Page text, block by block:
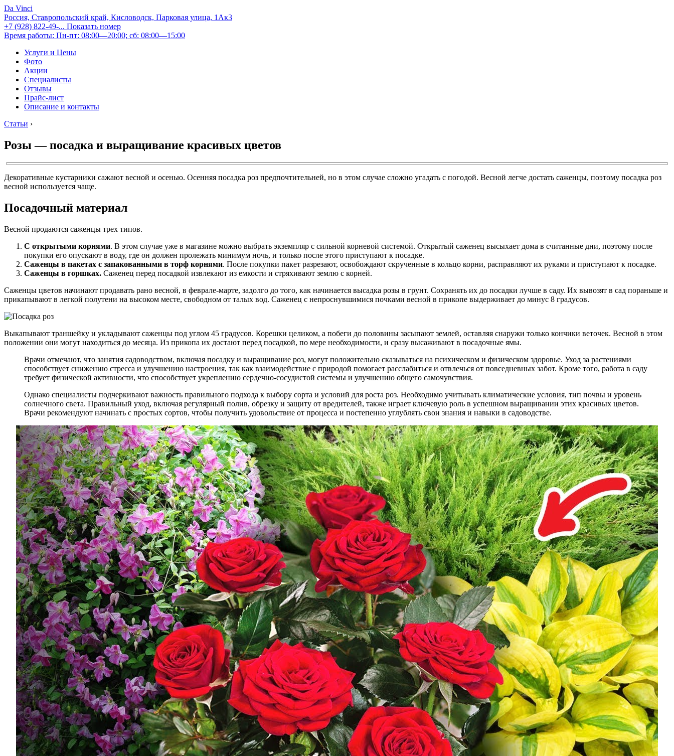
Da Vinci
Россия, Ставропольский край, Кисловодск, Парковая улица, 1Ак3
+7 (928) 822-49-... Показать номер
Время работы: Пн-пт: 08:00—20:00; сб: 08:00—15:00
Услуги и Цены
Фото
Акции
Специалисты
Отзывы
Прайс-лист
Описание и контакты
Статьи ›
Розы — посадка и выращивание красивых цветов
Декоративные кустарники сажают весной и осенью. Осенняя посадка роз предпочтительней, но в этом случае сложно угадать с погодой. Весной легче достать саженцы, поэтому посадка роз
весной используется чаще.
Посадочный материал
Весной продаются саженцы трех типов.
С открытыми корнями. В этом случае уже в магазине можно выбрать экземпляр с сильной корневой системой. Открытый саженец высыхает дома в считанные дни, поэтому после
покупки его опускают в воду, где он должен пролежать минимум ночь, и только после этого приступают к посадке.
Саженцы в пакетах с запакованными в торф корнями. После покупки пакет разрезают, освобождают скрученные в кольцо корни, расправляют их руками и приступают к посадке.
Саженцы в горшках. Саженец перед посадкой извлекают из емкости и стряхивают землю с корней.
Саженцы цветов начинают продавать рано весной, в феврале-марте, задолго до того, как начинается высадка розы в грунт. Сохранять их до посадки лучше в саду. Их вывозят в сад пораньше и
прикапывают в легкой полутени на высоком месте, свободном от талых вод. Саженец с непроснувшимися почками весной в прикопе выдерживает до минус 8 градусов.
Выкапывают траншейку и укладывают саженцы под углом 45 градусов. Корешки целиком, а побеги до половины засыпают землей, оставляя снаружи только кончики веточек. Весной в этом
положении они могут находиться до месяца. Из прикопа их достают перед посадкой, по мере необходимости, и сразу высаживают в посадочные ямы.
Врачи отмечают, что занятия садоводством, включая посадку и выращивание роз, могут положительно сказываться на психическом и физическом здоровье. Уход за растениями
способствует снижению стресса и улучшению настроения, так как взаимодействие с природой помогает расслабиться и отвлечься от повседневных забот. Кроме того, работа в саду
требует физической активности, что способствует укреплению сердечно-сосудистой системы и улучшению общего самочувствия.
Однако специалисты подчеркивают важность правильного подхода к выбору сорта и условий для роста роз. Необходимо учитывать климатические условия, тип почвы и уровень
солнечного света. Правильный уход, включая регулярный полив, обрезку и защиту от вредителей, также играет ключевую роль в успешном выращивании этих красивых цветов.
Врачи рекомендуют начинать с простых сортов, чтобы получить удовольствие от процесса и постепенно углублять свои знания и навыки в садоводстве.